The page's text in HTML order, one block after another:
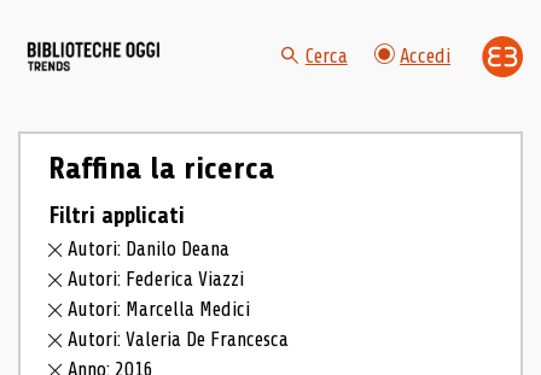
Cerca Accedi
Raffina la ricerca
Filtri applicati
Autori: Danilo Deana
Autori: Federica Viazzi
Autori: Marcella Medici
Autori: Valeria De Francesca
Anno: 2016